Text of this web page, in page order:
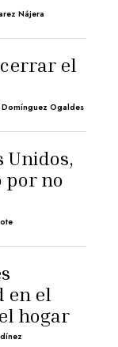
Nájera
el
Ogaldes
Unidos,
por no
en el
hogar